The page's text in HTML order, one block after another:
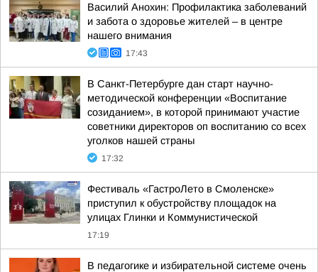
Василий Анохин: Профилактика заболеваний
и забота о здоровье жителей – в центре
нашего внимания
17:43
В Санкт-Петербурге дан старт научно-
методической конференции «Воспитание
созиданием», в которой принимают участие
советники директоров оп воспитанию со всех
уголков нашей страны
17:32
Фестиваль «ГастроЛето в Смоленске»
приступил к обустройству площадок на
улицах Глинки и Коммунистической
17:19
В педагогике и избирательной системе очень